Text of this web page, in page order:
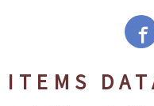
ITEMS